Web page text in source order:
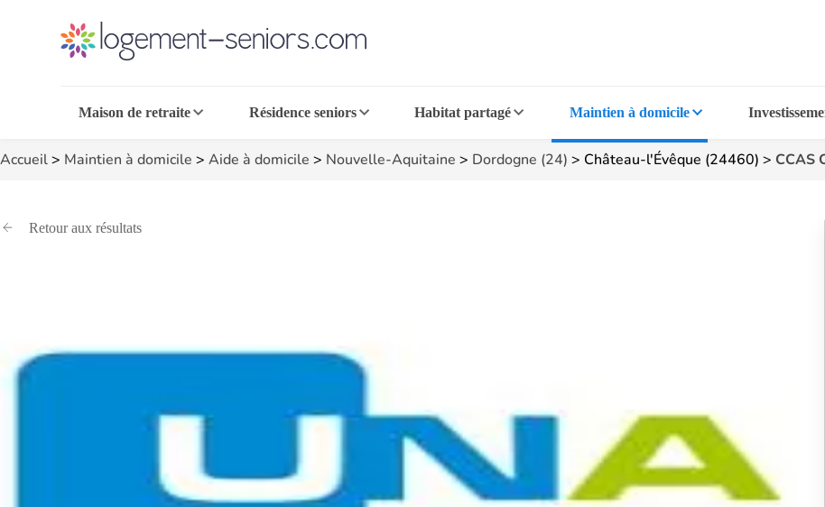
Maison de retraite Résidence seniors Habitat partagé Maintien à domicile
Accueil> Maintien à domicile > Aide à domicile > Nouvelle-Aquitaine > Dordogne (24) > Château-l'Évêque (24460) > CCAS
Retour aux résultats